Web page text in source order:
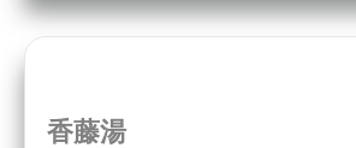
香藤湯